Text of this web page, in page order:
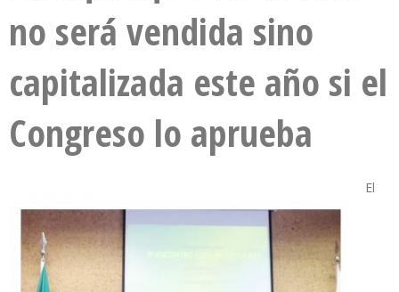
no será vendida sino
capitalizada este año si el
Congreso lo aprueba
El